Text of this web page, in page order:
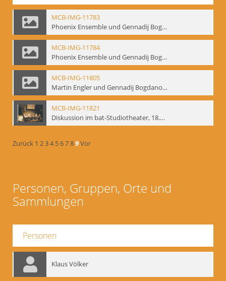
MCB-IMG-11783
Phoenix Ensemble und Gennadij Bogdanow; BM-img-105-9
MCB-IMG-11784
Phoenix Ensemble und Gennadij Bogdanow; BM-img-105-10
MCB-IMG-11805
Martin Engler und Gennadij Bogdanow; BM-img-113
MCB-IMG-11821
Diskussion im bat-Studiotheater, 18.09.1995; BM-img-127-3
Zurück 1 234 56789Vor
Personen, Gruppen, Orte und
Sammlungen
Personen
Klaus Völker